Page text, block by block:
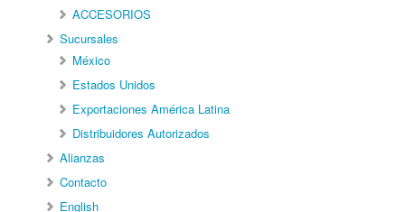
ACCESORIOS
Sucursales
México
Estados Unidos
Exportaciones América Latina
Distribuidores Autorizados
Alianzas
Contacto
English